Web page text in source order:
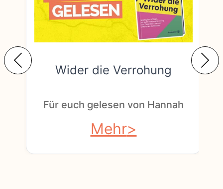
Wider die Verrohung
Für euch gelesen von Hannah
Mehr